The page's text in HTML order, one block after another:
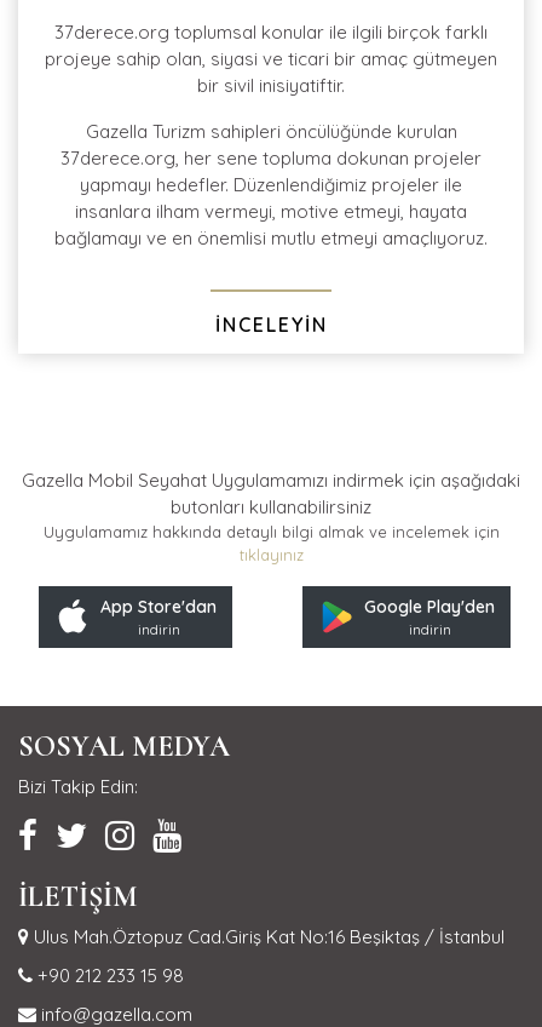
37derece.org toplumsal konular ile ilgili birçok farklı
projeye sahip olan, siyasi ve ticari bir amaç gütmeyen
bir sivil inisiyatiftir.
Gazella Turizm sahipleri öncülüğünde kurulan
37derece.org, her sene topluma dokunan projeler
yapmayı hedefler. Düzenlendiğimiz projeler ile
insanlara ilham vermeyi, motive etmeyi, hayata
bağlamayı ve en önemlisi mutlu etmeyi amaçlıyoruz.
İNCELEYİN
Gazella Mobil Seyahat Uygulamamızı indirmek için aşağıdaki
butonları kullanabilirsiniz
Uygulamamız hakkında detaylı bilgi almak ve incelemek için
tıklayınız
App Store'dan
indirin
Google Play'den
indirin
SOSYAL MEDYA
Bizi Takip Edin:
İLETİŞİM
Ulus Mah.Öztopuz Cad.Giriş Kat No:16 Beşiktaş / İstanbul
+90 212 233 15 98
info@gazella.com